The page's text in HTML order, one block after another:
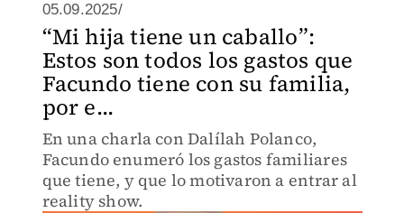
05.09.2025/
“Mi hija tiene un caballo”:
Estos son todos los gastos que
Facundo tiene con su familia,
por e...
En una charla con Dalílah Polanco,
Facundo enumeró los gastos familiares
que tiene, y que lo motivaron a entrar al
reality show.